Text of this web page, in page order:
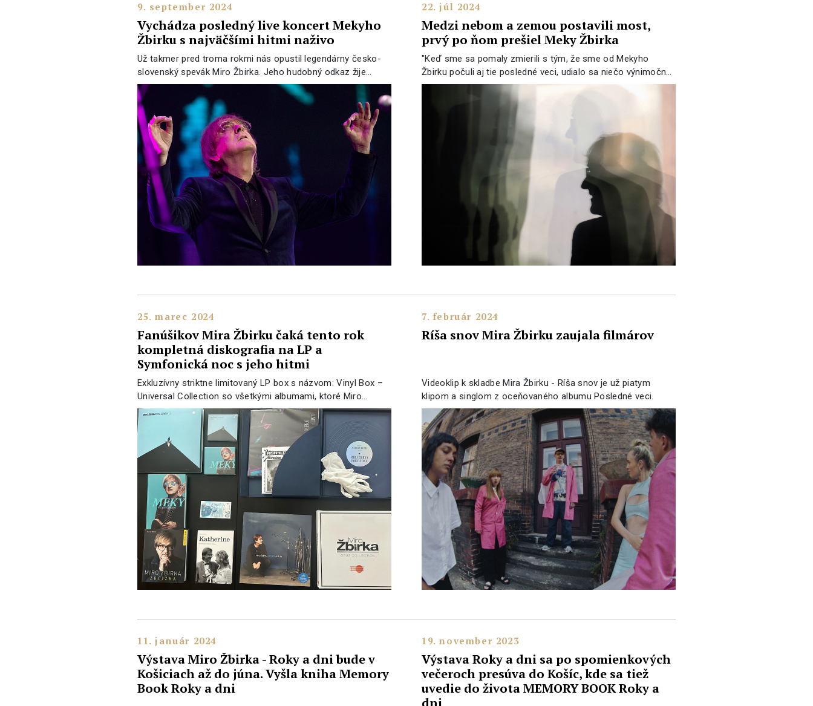
9. september 2024
Vychádza posledný live koncert Mekyho
Žbirku s najväčšími hitmi naživo
Už takmer pred troma rokmi nás opustil legendárny česko-
slovenský spevák Miro Žbirka. Jeho hudobný odkaz žije…
22. júl 2024
Medzi nebom a zemou postavili most,
prvý po ňom prešiel Meky Žbirka
"Keď sme sa pomaly zmierili s tým, že sme od Mekyho
Žbirku počuli aj tie posledné veci, udialo sa niečo výnimočn…
25. marec 2024
Fanúšikov Mira Žbirku čaká tento rok
kompletná diskografia na LP a
Symfonická noc s jeho hitmi
Exkluzívny striktne limitovaný LP box s názvom: Vinyl Box –
Universal Collection so všetkými albumami, ktoré Miro…
7. február 2024
Ríša snov Mira Žbirku zaujala filmárov
Videoklip k skladbe Mira Žbirku - Ríša snov je už piatym
klipom a singlom z oceňovaného albumu Posledné veci.
11. január 2024
Výstava Miro Žbirka - Roky a dni bude v
Košiciach až do júna. Vyšla kniha Memory
Book Roky a dni
19. november 2023
Výstava Roky a dni sa po spomienkových
večeroch presúva do Košíc, kde sa tiež
uvedie do života MEMORY BOOK Roky a